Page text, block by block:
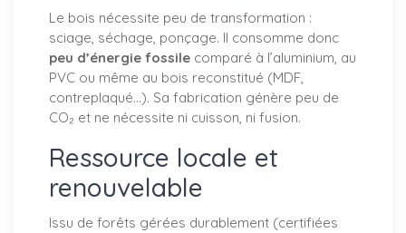
Le bois nécessite peu de transformation :
sciage, séchage, ponçage. Il consomme donc
peu d’énergie fossile comparé à l’aluminium, au
PVC ou même au bois reconstitué (MDF,
contreplaqué…). Sa fabrication génère peu de
CO₂ et ne nécessite ni cuisson, ni fusion.
Ressource locale et
renouvelable
Issu de forêts gérées durablement (certifiées